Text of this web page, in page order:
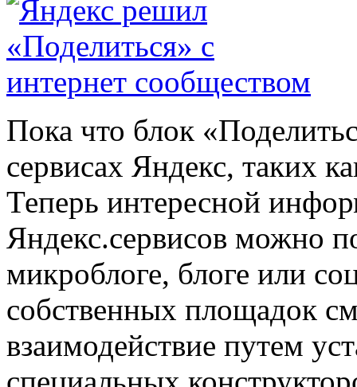
Пока что блок
сервисах Яндекс, таких
Теперь интересной
Яндекс.сервисов можно
микроблоге, блоге или
собственных площадок
взаимодействие путем